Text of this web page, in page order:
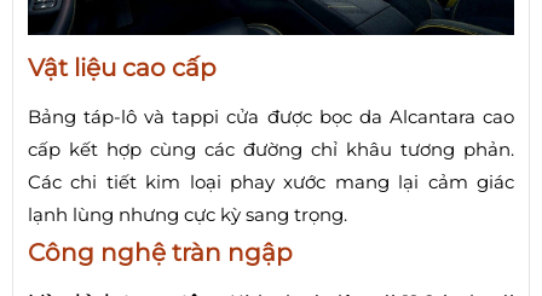
Vật liệu cao cấp
Bảng táp-lô và tappi cửa được bọc da Alcantara cao
cấp kết hợp cùng các đường chỉ khâu tương phản.
Các chi tiết kim loại phay xước mang lại cảm giác
lạnh lùng nhưng cực kỳ sang trọng.
Công nghệ tràn ngập